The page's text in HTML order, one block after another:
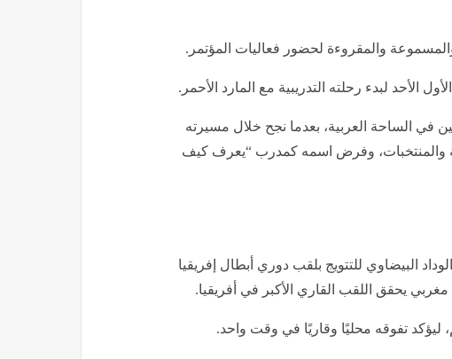
والمقروءة لحضور فعاليات المؤتمر.
لبدء رحلته التدريبية مع المارد الأحمر.
في الساحة العربية، بعدما نجح خلال مسيرته
والمنتخبات، وفرض اسمه كمدرب “يعرف كيف
البيضاوي للتتويج بلقب دوري أبطال إفريقيا
تفوقه محليًا وقاريًا في وقت واحد.